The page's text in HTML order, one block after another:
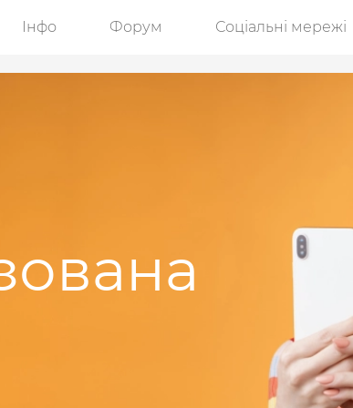
Інфо Форум Соціальні мережі